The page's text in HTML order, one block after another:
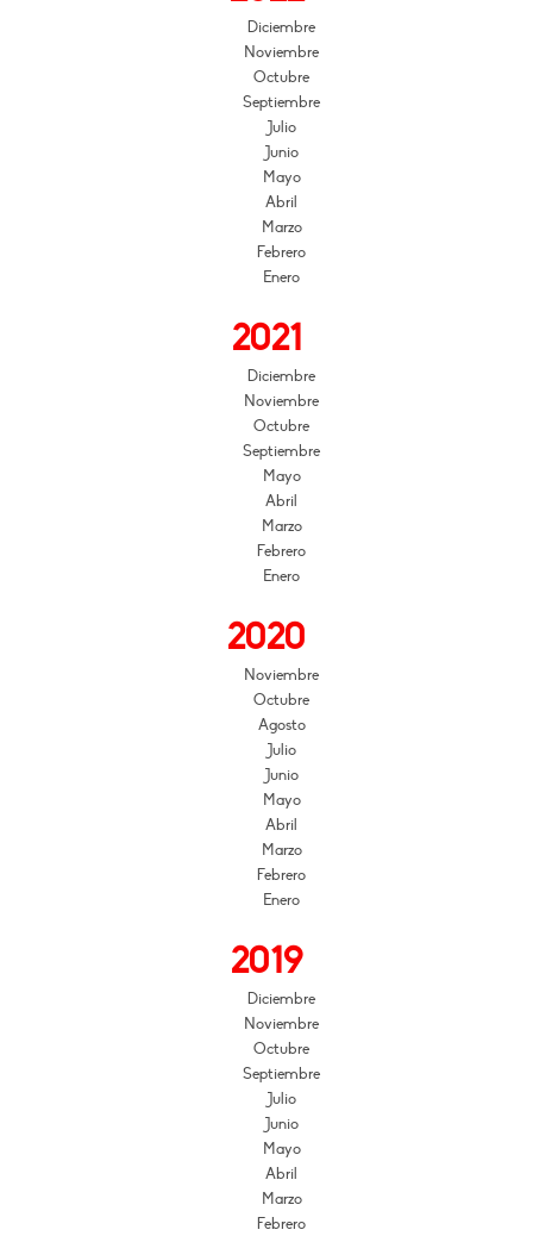
Diciembre
Noviembre
Octubre
Septiembre
Julio
Junio
Mayo
Abril
Marzo
Febrero
Enero
2021
Diciembre
Noviembre
Octubre
Septiembre
Mayo
Abril
Marzo
Febrero
Enero
2020
Noviembre
Octubre
Agosto
Julio
Junio
Mayo
Abril
Marzo
Febrero
Enero
2019
Diciembre
Noviembre
Octubre
Septiembre
Julio
Junio
Mayo
Abril
Marzo
Febrero